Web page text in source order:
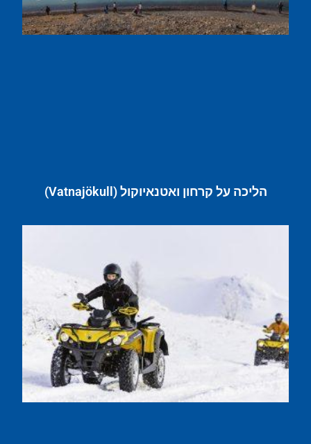
הליכה על קרחון ואטנאיוקול (Vatnajökull)